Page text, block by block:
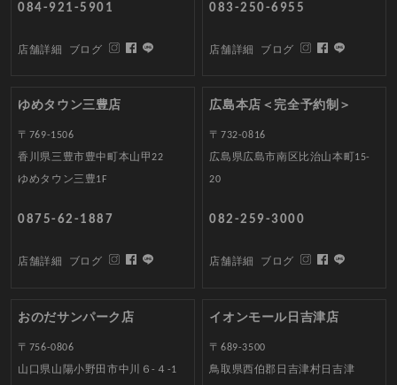
084-921-5901
店舗詳細 ブログ
083-250-6955
店舗詳細 ブログ
ゆめタウン三豊店
〒769-1506
香川県三豊市豊中町本山甲22
ゆめタウン三豊1F
0875-62-1887
店舗詳細 ブログ
広島本店＜完全予約制＞
〒732-0816
広島県広島市南区比治山本町15-
20
082-259-3000
店舗詳細 ブログ
おのだサンパーク店
〒756-0806
山口県山陽小野田市中川６-４-1
イオンモール日吉津店
〒689-3500
鳥取県西伯郡日吉津村日吉津